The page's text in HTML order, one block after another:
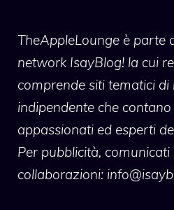
TheAppleLounge è parte
network IsayBlog! la cui
comprende siti tematici
indipendente che
appassionati ed esperti
Per pubblicità, comunicati
collaborazioni: